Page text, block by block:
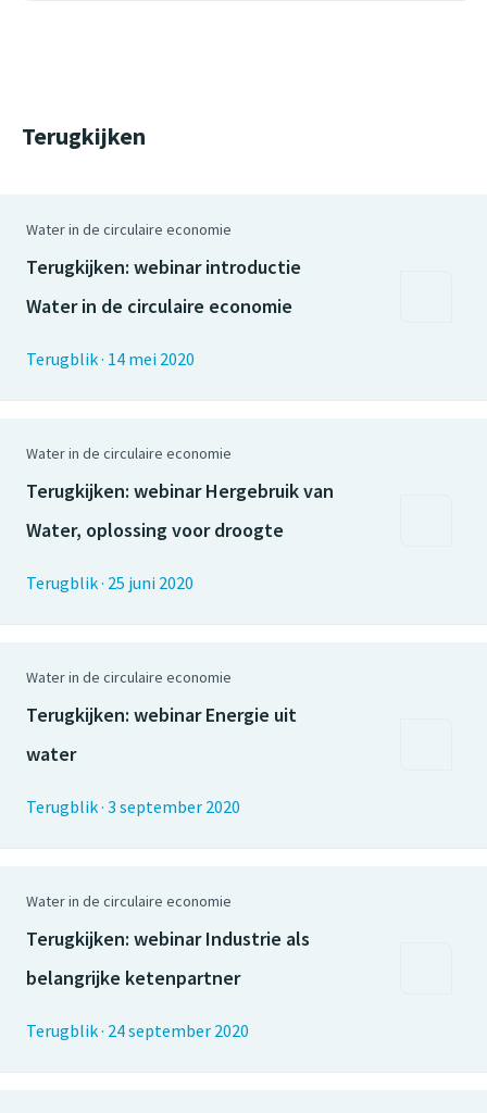
Terugkijken
Water in de circulaire economie
Terugkijken: webinar introductie
Water in de circulaire economie
Terugblik· 14 mei 2020
Water in de circulaire economie
Terugkijken: webinar Hergebruik van
Water, oplossing voor droogte
Terugblik· 25 juni 2020
Water in de circulaire economie
Terugkijken: webinar Energie uit
water
Terugblik· 3 september 2020
Water in de circulaire economie
Terugkijken: webinar Industrie als
belangrijke ketenpartner
Terugblik· 24 september 2020